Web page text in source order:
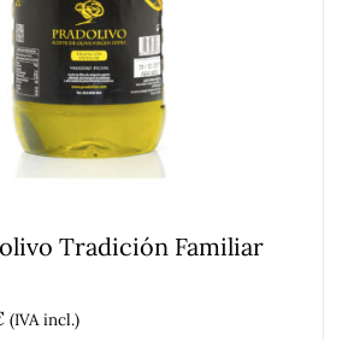
Tradición Familiar
El(IVA incl.)